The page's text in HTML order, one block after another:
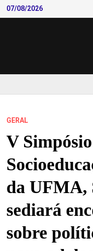
Skip
to
07/08/2026
GERAL
V
da UFMA,
sediará
sobre